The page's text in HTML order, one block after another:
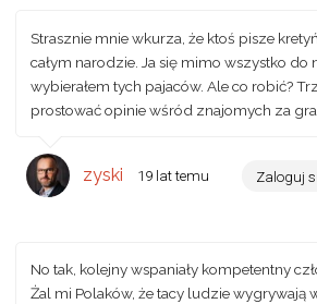
Strasznie mnie wkurza, że ktoś pisze
całym narodzie. Ja się mimo wszystko do
wybierałem tych pajaców. Ale co robić?
prostować opinie wśród znajomych za
zyski 19 lat temu Zaloguj
No tak, kolejny wspaniały kompetentny
Żal mi Polaków, że tacy ludzie wygrywają